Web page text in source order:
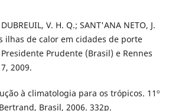
V. H. Q.; SANT'ANA NETO, J.
ilhas de calor em cidades de porte
Prudente (Brasil) e Rennes
2009.
à climatologia para os trópicos. 11º
Brasil, 2006. 332p.